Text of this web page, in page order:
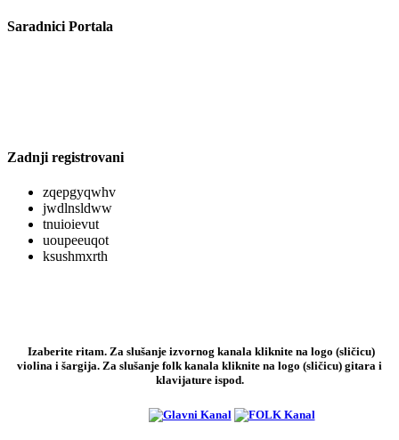
Saradnici Portala
Zadnji registrovani
zqepgyqwhv
jwdlnsldww
tnuioievut
uoupeeuqot
ksushmxrth
Izaberite ritam. Za slušanje izvornog kanala kliknite na logo (sličicu)
violina i šargija. Za slušanje folk kanala kliknite na logo (sličicu) gitara i
klavijature ispod.